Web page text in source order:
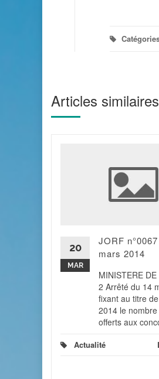
Articles similaires
20
MAR
JORF
mars 2014
MINISTERE
2 Arrêté du 14
fixant au titre
2014 le
offerts aux
Actualité